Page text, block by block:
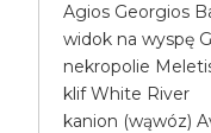
Agios Georgios
widok na wyspę
nekropolie
klif White River
kanion (wąwóz)